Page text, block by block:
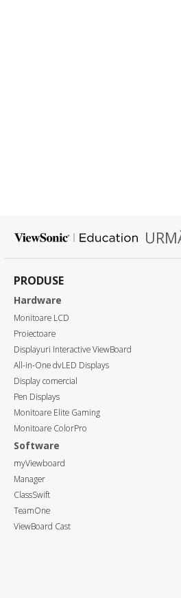
PRODUSE
Hardware
Monitoare LCD
Proiectoare
Displayuri Interactive ViewBoard
All-in-One dvLED Displays
Display comercial
Pen Displays
Monitoare Elite Gaming
Monitoare ColorPro
Software
myViewboard
Manager
ClassSwift
TeamOne
ViewBoard Cast